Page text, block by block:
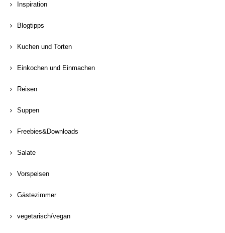
Inspiration
Blogtipps
Kuchen und Torten
Einkochen und Einmachen
Reisen
Suppen
Freebies&Downloads
Salate
Vorspeisen
Gästezimmer
vegetarisch/vegan